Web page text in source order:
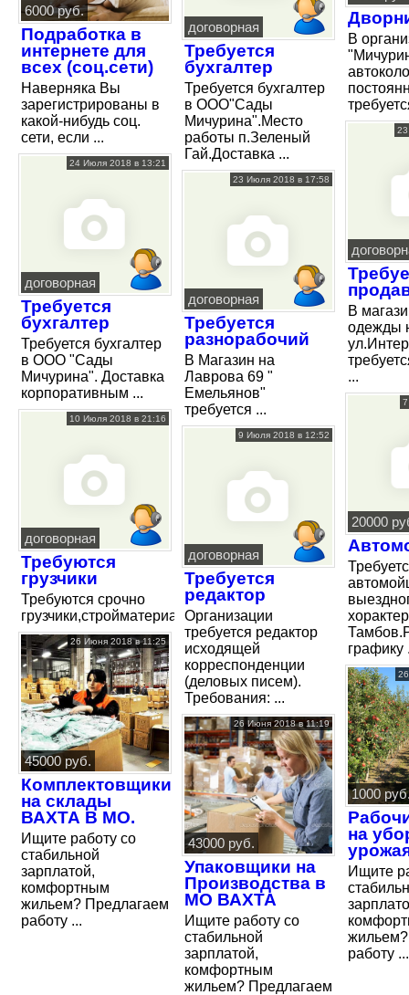
6000 руб.
Подработка в
интернете для
всех (соц.сети)
Наверняка Вы
зарегистрированы в
какой-нибудь соц.
сети, если ...
24 Июля 2018 в 13:21
договорная
Требуется
бухгалтер
Требуется бухгалтер
в ООО "Сады
Мичурина". Доставка
корпоративным ...
10 Июля 2018 в 21:16
договорная
Требуются
грузчики
Требуются срочно
грузчики,стройматериалы
26 Июня 2018 в 11:25
45000 руб.
Комплектовщики
на склады
ВАХТА В МО.
Ищите работу со
стабильной
зарплатой,
комфортным
жильем? Предлагаем
работу ...
договорная
Требуется
бухгалтер
Требуется бухгалтер
в ООО"Сады
Мичурина".Место
работы п.Зеленый
Гай.Доставка ...
23 Июля 2018 в 17:58
договорная
Требуется
разнорабочий
В Магазин на
Лаврова 69 "
Емельянов"
требуется ...
9 Июля 2018 в 12:52
договорная
Требуется
редактор
Организации
требуется редактор
исходящей
корреспонденции
(деловых писем).
Требования: ...
26 Июня 2018 в 11:19
43000 руб.
Упаковщики на
Производства в
МО ВАХТА
Ищите работу со
стабильной
зарплатой,
комфортным
жильем? Предлагаем
В
В
одежды
...
20000
графику
1000
на
Ищите
работу ...